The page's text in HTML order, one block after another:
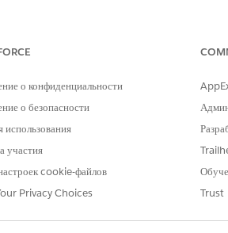
документов
PNG или PDF, определите типы
Например, создайте тип документа для
по записям журнала транзакций в вашей
сведения с записями претензий.
стать лучше!
о конфиденциальности
о безопасности
использования
участия
cookie-файлов
Privacy Choices
Trust